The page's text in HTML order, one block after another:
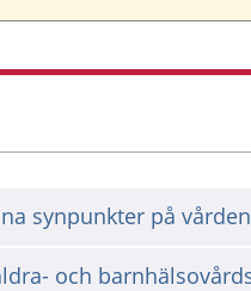
synpunkter på vården